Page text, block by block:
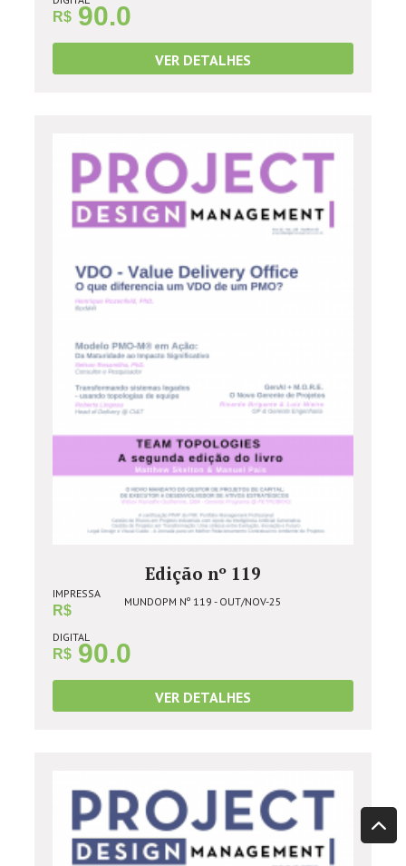
R$ 90.0
VER DETALHES
Edição nº 119
MUNDOPM Nº 119 - OUT/NOV-25
IMPRESSA
R$
DIGITAL
R$ 90.0
VER DETALHES